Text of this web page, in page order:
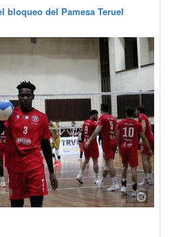
bloqueo del Pamesa Teruel